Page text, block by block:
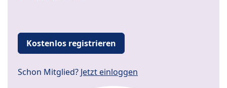
Kostenlos registrieren
Schon Mitglied? Jetzt einloggen